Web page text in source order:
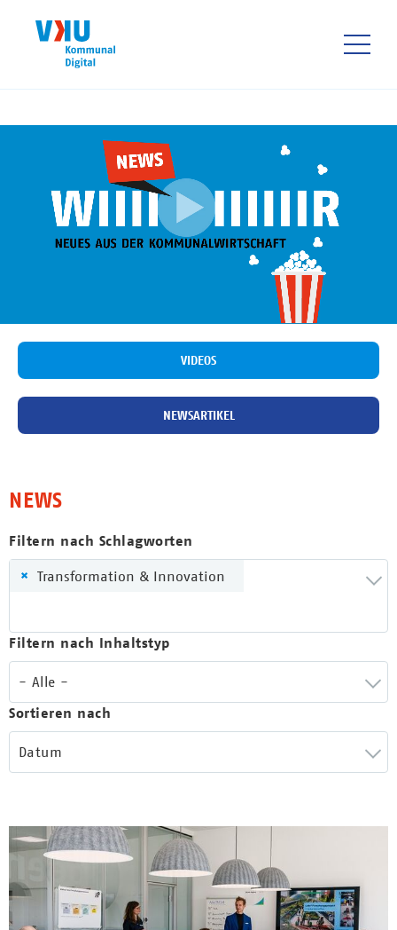
VIDEOS
NEWSARTIKEL
NEWS
Filtern nach Schlagworten
× Transformation & Innovation
Filtern nach Inhaltstyp
- Alle -
Sortieren nach
Datum